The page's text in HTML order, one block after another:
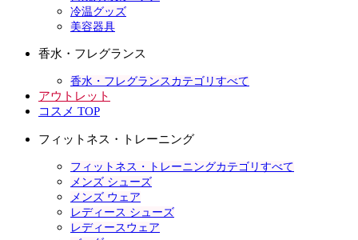
冷温グッズ
美容器具
香水・フレグランス
香水・フレグランスカテゴリすべて
アウトレット
コスメ TOP
フィットネス・トレーニング
フィットネス・トレーニングカテゴリすべて
メンズ シューズ
メンズ ウェア
レディース シューズ
レディースウェア